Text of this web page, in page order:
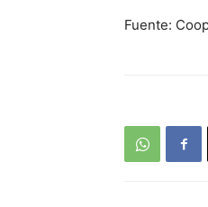
Fuente: